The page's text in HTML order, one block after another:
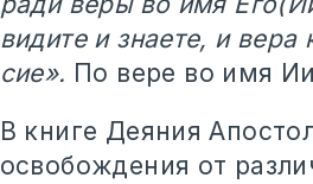
видите и знаете, и
сие». По вере во имя
В книге Деяния
освобождения от